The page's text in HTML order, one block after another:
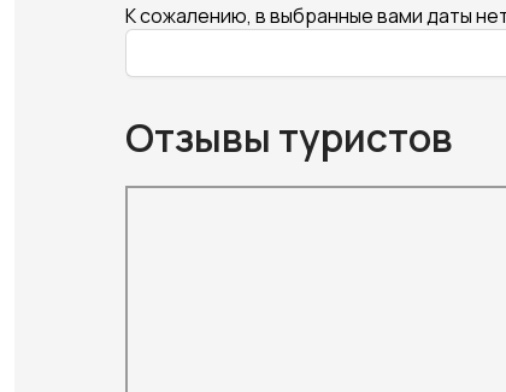
К сожалению, в выбранные вами даты
Отзывы туристов